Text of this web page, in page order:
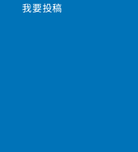
我要投稿